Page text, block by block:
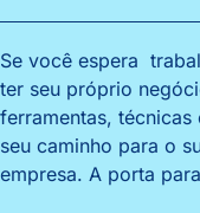
Se você espera
ter seu próprio
ferramentas,
seu caminho para o
empresa. A porta